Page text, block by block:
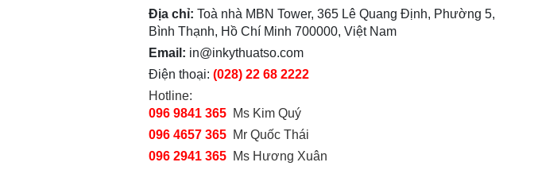
Địa chỉ: Toà nhà MBN Tower, 365 Lê Quang Định, Phường 5,
Bình Thạnh, Hồ Chí Minh 700000, Việt Nam
Email: in@inkythuatso.com
Điện thoại: (028) 22 68 2222
Hotline:
096 9841 365 Ms Kim Quý
096 4657 365 Mr Quốc Thái
096 2941 365 Ms Hương Xuân